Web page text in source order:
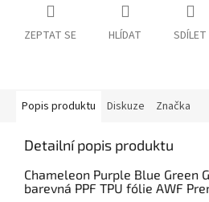
ZEPTAT SE HLÍDAT SDÍLET
Popis produktu Diskuze Značka
Detailní popis produktu
Chameleon Purple Blue Green
barevná PPF TPU fólie AWF